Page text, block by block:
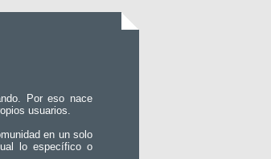
Por eso nace
usuarios.
en un solo
lo específico o